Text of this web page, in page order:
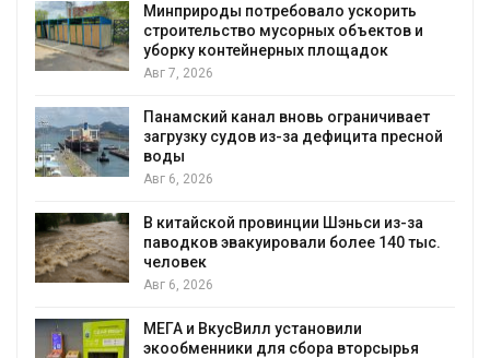
Минприроды потребовало ускорить
строительство мусорных объектов и
уборку контейнерных площадок
Авг 7, 2026
Панамский канал вновь ограничивает
загрузку судов из-за дефицита пресной
воды
Авг 6, 2026
В китайской провинции Шэньси из-за
паводков эвакуировали более 140 тыс.
человек
Авг 6, 2026
МЕГА и ВкусВилл установили
экообменники для сбора вторсырья